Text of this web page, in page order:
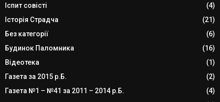
Іспит совісті
(4)
Історія Страдча
(21)
Без категорії
(6)
Будинок Паломника
(16)
Відеотека
(1)
Газета за 2015 р.Б.
(2)
Газета №1 – №41 за 2011 – 2014 р.Б.
(4)